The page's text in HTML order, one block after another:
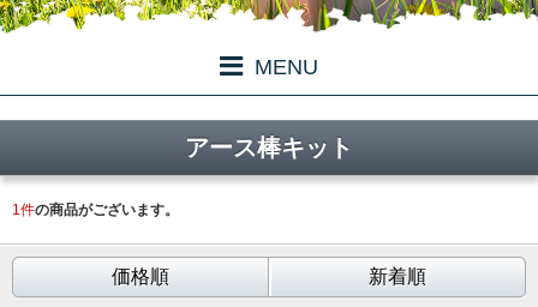
MENU
アース棒キット
1 件の商品がございます。
価格順 新着順